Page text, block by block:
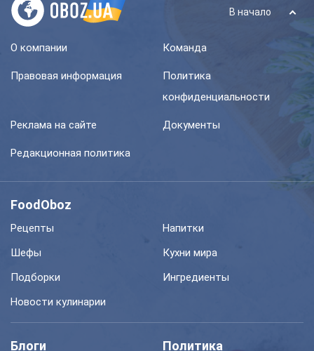
В начало
О компании Команда
Правовая информация
Политика
конфиденциальности
Реклама на сайте Документы
Редакционная политика
FoodOboz
Рецепты
Напитки
Шефы
Кухни мира
Подборки
Ингредиенты
Новости кулинарии
Блоги Политика